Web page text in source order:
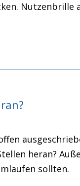
Nutzenbrille
heran?
sollten.